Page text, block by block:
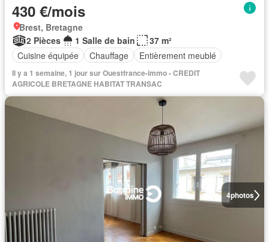
430 €/mois
Brest, Bretagne
2 Pièces
1 Salle de bain
37 m²
Cuisine équipée
Chauffage Entièrement meublé
Il y a 1 semaine, 1 jour sur Ouestfrance-immo - CREDIT
AGRICOLE BRETAGNE HABITAT TRANSAC
4photos